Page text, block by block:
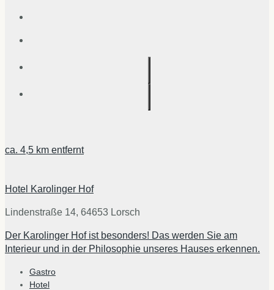
ca. 4,5 km entfernt
Hotel Karolinger Hof
Lindenstraße 14, 64653 Lorsch
Der Karolinger Hof ist besonders! Das werden Sie am
Interieur und in der Philosophie unseres Hauses erkennen.
Gastro
Hotel